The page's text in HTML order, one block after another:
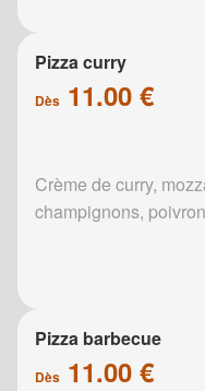
Pizza curry
Dès 11.00 €
Crème de curry,
champignons,
Pizza barbecue
Dès 11.00 €